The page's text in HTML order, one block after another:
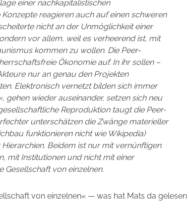
einer nachkapitalistischen
reagieren auch auf einen schweren
nicht an der Unmöglichkeit einer
vor allem, weil es verheerend ist, mit
kommen zu wollen. Die Peer-
Ökonomie auf. In ihr sollen –
nur an genau den Projekten
Elektronisch vernetzt bilden sich immer
gehen wieder auseinander, setzen sich neu
Reproduktion taugt die Peer-
unterschätzen die Zwänge materieller
funktionieren nicht wie Wikipedia)
Beidem ist nur mit vernünftigen
mit Institutionen und nicht mit einer
Gesellschaft von einzelnen.
von einzelnen« — was hat Mats da gelesen